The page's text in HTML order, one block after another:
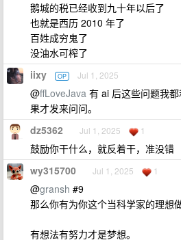
鹅城的税已经收到九十年以后了
也就是西历 2010 年了
百姓成穷鬼了
没油水可榨了
iixy OP Jul 1, 2025
@ffLoveJava 有 ai 后这些问题我
果才发来问问。
dz5362 Jul 1, 2025 1
鼓励你干什么，就反着干，准没错
wy315700 Jul 1, 2025 1
@gransh #9
那么你有为你这个当科学家的理想
有想法有努力才是梦想。